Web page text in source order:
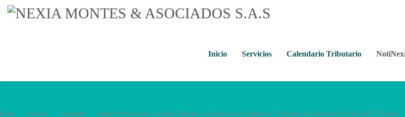
Inicio Servicios Calendario Tributario
Home Artículos Actualidad Bogotá Proyecta Nuevo Acuerdo Tributario Con Reducción De Impuestos Y Estímulos A La Inversión Por Más De $77 Billones